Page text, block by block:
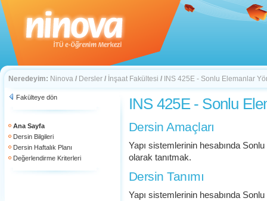
Neredeyim: Ninova / Dersler / İnşaat Fakültesi / INS 425E - Sonlu Elemanlar
Fakülteye dön
Ana Sayfa
Dersin Bilgileri
Dersin Haftalık Planı
Değerlendirme Kriterleri
INS 425E - Sonlu
Dersin Amaçları
Yapı sistemlerinin hesabında
olarak tanıtmak.
Dersin Tanımı
Yapı sistemlerinin hesabında